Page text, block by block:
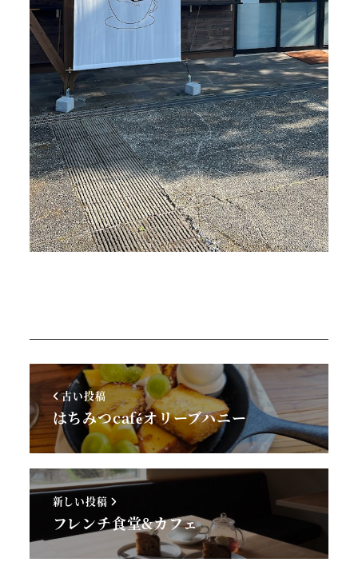
古い投稿
はちみつcaféオリーブハニー
新しい投稿
フレンチ食堂&カフェ